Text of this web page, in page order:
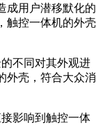
成用户潜移默化的
触控一体机的外壳
不同对其外观进
外壳，符合大众消
影响到触控一体